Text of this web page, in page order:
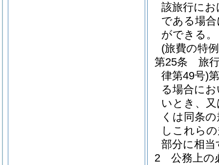
該旅行に
である場
ができる。
(旅費の特
第25条
旅
律第49号)
る場合に
いとき、
くは同条
しこれら
部分に相
2
公務上の